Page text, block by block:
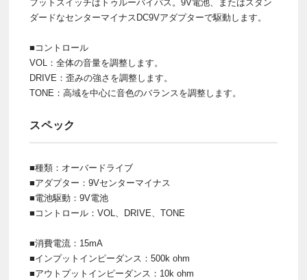
フットスイッチはトゥルーバイパス。9V電池、またはスタン
ダードなセンターマイナスDC9Vアダプターで駆動します。
■コントロール
VOL：全体の音量を調整します。
DRIVE：歪みの強さを調整します。
TONE：高域を中心に音色のバランスを調整します。
スペック
■種類：オーバードライブ
■アダプター：9Vセンターマイナス
■電池駆動：9V電池
■コントロール：VOL、DRIVE、TONE
■消費電流：15mA
■インプットインピーダンス：500k ohm
■アウトプットインピーダンス：10k ohm